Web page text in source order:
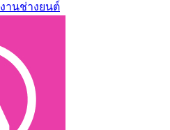
งานช่างยนต์